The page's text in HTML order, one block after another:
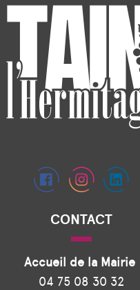
CONTACT
Accueil de la Mairie
04 75 08 30 32